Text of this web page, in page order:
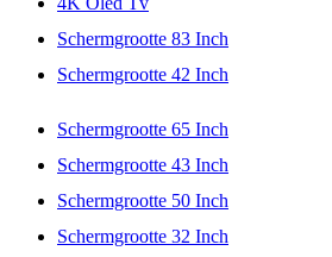
Schermgrootte 83 Inch
Schermgrootte 42 Inch
Schermgrootte 65 Inch
Schermgrootte 43 Inch
Schermgrootte 50 Inch
Schermgrootte 32 Inch